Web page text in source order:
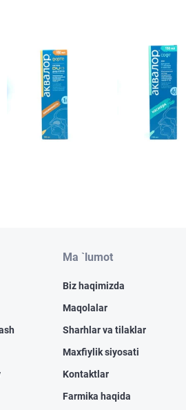
Ma `lumot
Biz haqimizda
Maqolalar
Sharhlar va tilaklar
Maxfiylik siyosati
Kontaktlar
Farmika haqida